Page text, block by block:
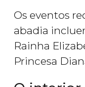
Os eventos
abadia
Rainha
Princesa